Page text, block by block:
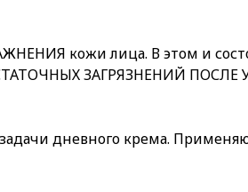
кожи лица. В этом и
ЗАГРЯЗНЕНИЙ
дневного крема.